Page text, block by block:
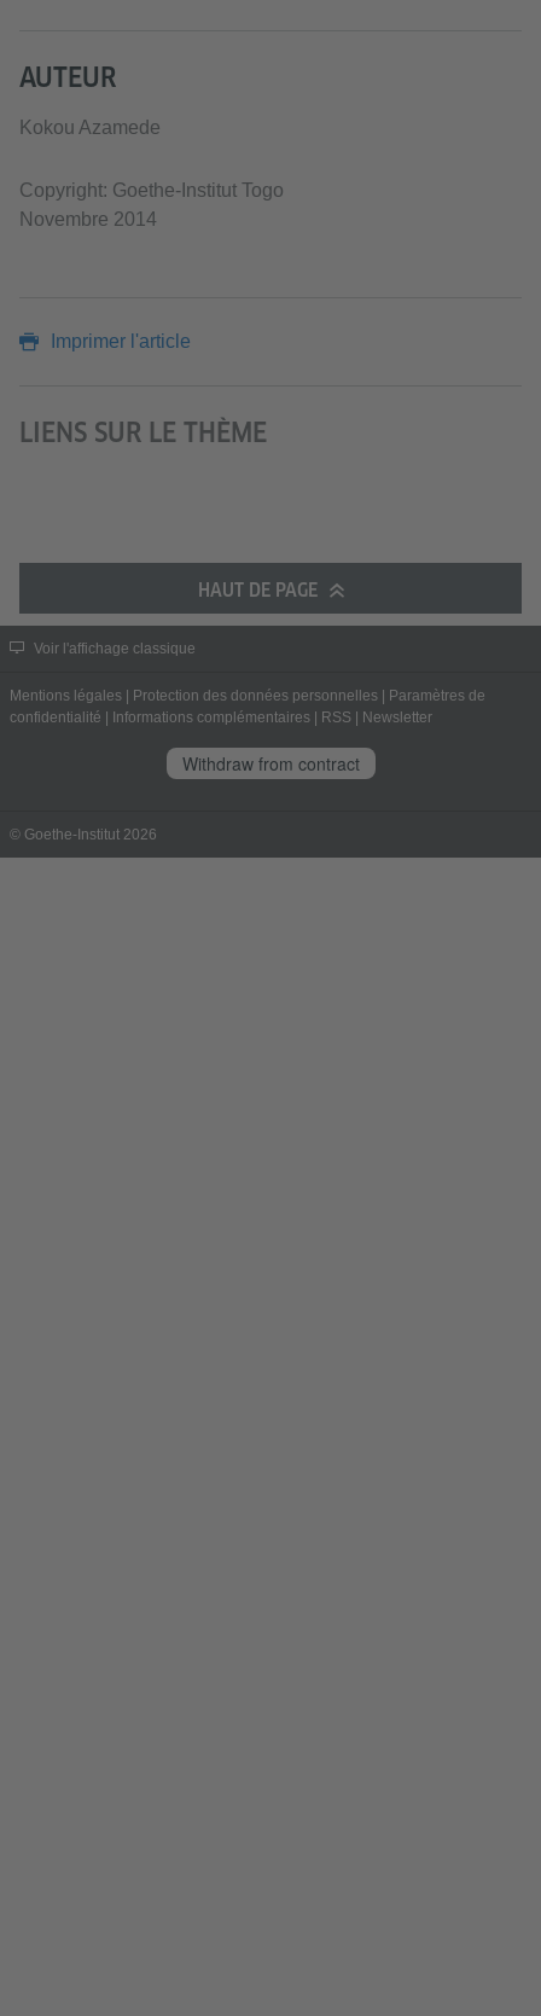
AUTEUR
Kokou Azamede
Copyright: Goethe-Institut Togo
Novembre 2014
Imprimer l'article
LIENS SUR LE THÈME
HAUT DE PAGE
Voir l'affichage classique
Mentions légales | Protection des données personnelles | Paramètres de
confidentialité | Informations complémentaires | RSS | Newsletter
Withdraw from contract
© Goethe-Institut 2026